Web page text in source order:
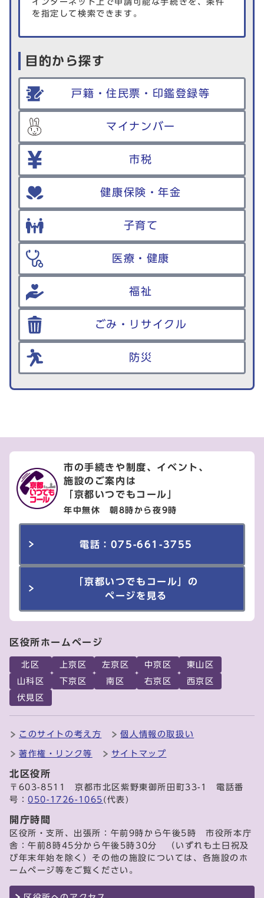
インターネット上で申請可能な手続きを、条件
を指定して検索できます。
目的から探す
戸籍・住民票・印鑑登録等
マイナンバー
市税
健康保険・年金
子育て
医療・健康
福祉
ごみ・リサイクル
防災
市の手続きや制度、イベント、
施設のご案内は
「京都いつでもコール」
年中無休 朝8時から夜9時
電話：075-661-3755
「京都いつでもコール」の
ページを見る
区役所ホームページ
北区 上京区 左京区 中京区
東山区
山科区
下京区 南区 右京区
西京区
伏見区
このサイトの考え方 個人情報の取扱い
著作権・リンク等 サイトマップ
北区役所
〒603-8511 京都市北区紫野東御所田町33-1 電話番
号：050-1726-1065 (代表)
開庁時間
区役所・支所、出張所：午前9時から午後5時 市役所本庁
舎：午前8時45分から午後5時30分 （いずれも土日祝及
び年末年始を除く）その他の施設については、各施設のホ
ームページ等をご覧ください。